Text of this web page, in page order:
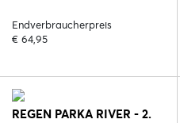
Endverbraucherpreis
€ 64,95
REGEN PARKA RIVER - 2.